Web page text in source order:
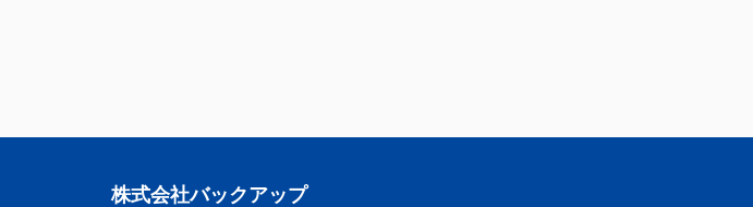
株式会社バックアップ